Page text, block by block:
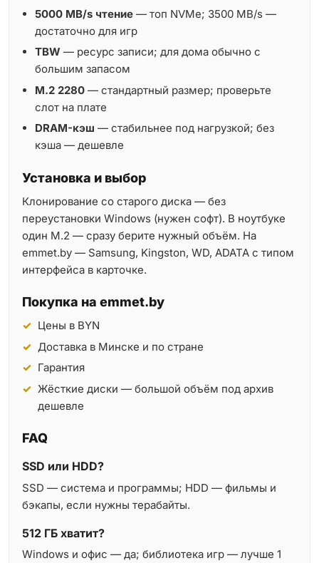
5000 MB/s чтение — топ NVMe; 3500 MB/s —
достаточно для игр
TBW — ресурс записи; для дома обычно с
большим запасом
M.2 2280 — стандартный размер; проверьте
слот на плате
DRAM-кэш — стабильнее под нагрузкой; без
кэша — дешевле
Установка и выбор
Клонирование со старого диска — без
переустановки Windows (нужен софт). В ноутбуке
один M.2 — сразу берите нужный объём. На
emmet.by — Samsung, Kingston, WD, ADATA с типом
интерфейса в карточке.
Покупка на emmet.by
Цены в BYN
Доставка в Минске и по стране
Гарантия
Жёсткие диски — большой объём под архив
дешевле
FAQ
SSD или HDD?
SSD — система и программы; HDD — фильмы и
бэкапы, если нужны терабайты.
512 ГБ хватит?
Windows и офис — да; библиотека игр — лучше 1